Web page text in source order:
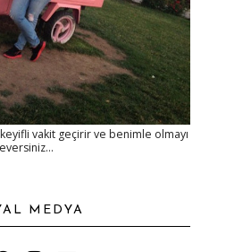
vakit geçirir ve benimle olmayı
MEDYA